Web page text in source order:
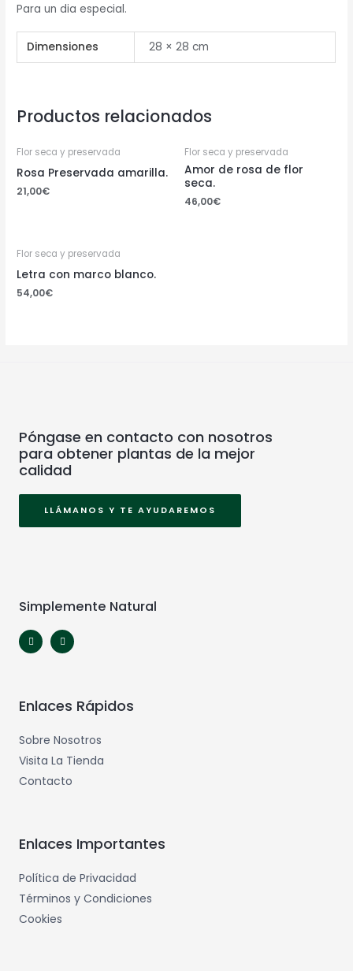
Para un dia especial.
Dimensiones 28 × 28 cm
Productos relacionados
Flor seca y preservada
Rosa Preservada amarilla.
21,00€
Flor seca y preservada
Amor de rosa de flor
seca.
46,00€
Flor seca y preservada
Letra con marco blanco.
54,00€
Póngase en contacto con nosotros
para obtener plantas de la mejor
calidad
LLÁMANOS Y TE AYUDAREMOS
Simplemente Natural
Enlaces Rápidos
Sobre Nosotros
Visita La Tienda
Contacto
Enlaces Importantes
Política de Privacidad
Términos y Condiciones
Cookies